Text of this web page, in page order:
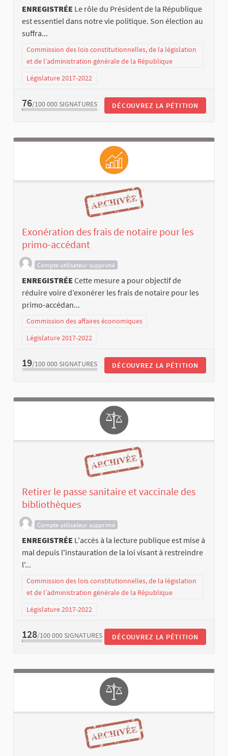
ENREGISTRÉE Le rôle du Président de la République
est essentiel dans notre vie politique. Son élection au
suffra...
Commission des lois constitutionnelles, de la législation
et de l’administration générale de la République
Législature 2017-2022
76/100 000 SIGNATURES DÉCOUVREZ LA PÉTITION
Exonération des frais de notaire pour les
primo-accédant
Compte utilisateur supprimé
ENREGISTRÉE Cette mesure a pour objectif de
réduire voire d’exonérer les frais de notaire pour les
primo-accédan...
Commission des affaires économiques
Législature 2017-2022
19/100 000 SIGNATURES DÉCOUVREZ LA PÉTITION
Retirer le passe sanitaire et vaccinale des
bibliothèques
Compte utilisateur supprimé
ENREGISTRÉE L'accès à la lecture publique est mise à
mal depuis l'instauration de la loi visant à restreindre
l'...
Commission des lois constitutionnelles, de la législation
et de l’administration générale de la République
Législature 2017-2022
128/100 000 SIGNATURES DÉCOUVREZ LA PÉTITION